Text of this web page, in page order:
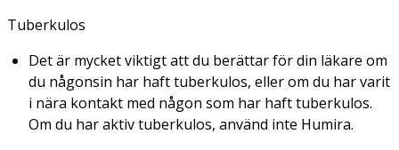
Tuberkulos
Det är mycket viktigt att du berättar för din läkare om
du någonsin har haft tuberkulos, eller om du har varit
i nära kontakt med någon som har haft tuberkulos.
Om du har aktiv tuberkulos, använd inte Humira.